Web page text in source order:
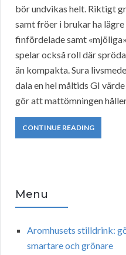
bör undvikas helt. Riktigt
samt fröer i brukar ha
finfördelade samt
spelar också roll där
än kompakta. Sura
dala en hel måltids GI
gör att mattömningen
CONTINUE READING
Menu
Aromhusets stilldrink:
smartare och grönare